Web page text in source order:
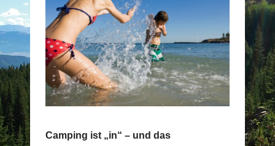
Camping ist „in“ – und das